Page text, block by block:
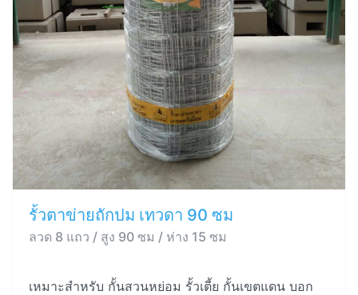
รั้วตาข่ายถักปม เทวดา 90 ซม
ลวด 8 แถว / สูง 90 ซม / ห่าง 15 ซม
เหมาะสำหรับ กั้นสวนหย่อม รั้วเตี้ย กั้นเขตแดน บอก